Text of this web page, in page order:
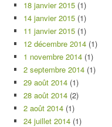
18 janvier 2015 (1)
14 janvier 2015 (1)
11 janvier 2015 (1)
12 décembre 2014 (1)
1 novembre 2014 (1)
2 septembre 2014 (1)
29 août 2014 (1)
28 août 2014 (2)
2 août 2014 (1)
24 juillet 2014 (1)